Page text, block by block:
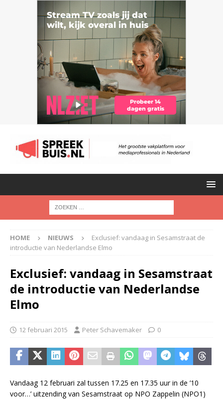
HOME NIEUWS
Exclusief: vandaag in Sesamstraat de
introductie van Nederlandse Elmo
Exclusief: vandaag in Sesamstraat
de introductie van Nederlandse
Elmo
12 februari 2015 Peter Schavemaker 0
Vandaag 12 februari zal tussen 17.25 en 17.35 uur in de ’10
voor…’ uitzending van Sesamstraat op NPO Zappelin (NPO1)